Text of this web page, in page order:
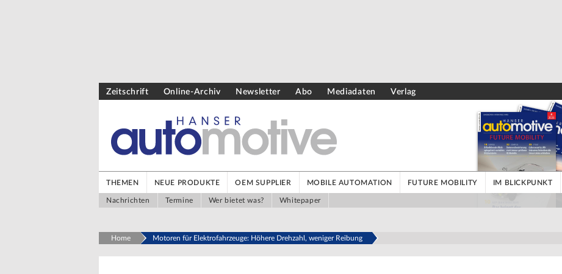
Zeitschrift Online-Archiv Newsletter Abo Mediadaten Verlag
THEMEN NEUE PRODUKTE OEM SUPPLIER MOBILE AUTOMATION FUTURE MOBILITY IM BLICKPUNKT
Nachrichten Termine Wer bietet was? Whitepaper
Home Motoren für Elektrofahrzeuge: Höhere Drehzahl, weniger Reibung